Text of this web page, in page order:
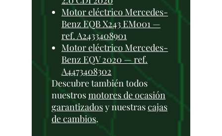
Motor eléctrico Mercedes-
Benz EQB X243 EM001 —
ref. A2433408901
Motor eléctrico Mercedes-
Benz EQV 2020 — ref.
A4473408302
Descubre también todos
nuestrosmotores de ocasión
garantizadosy nuestrascajas
de cambios.